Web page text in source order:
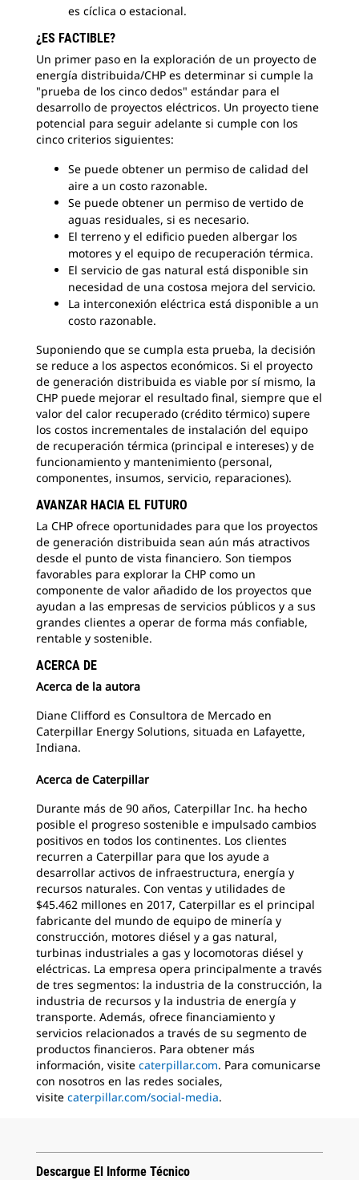
es cíclica o estacional.
¿ES FACTIBLE?
Un primer paso en la exploración de un proyecto de
energía distribuida/CHP es determinar si cumple la
"prueba de los cinco dedos" estándar para el
desarrollo de proyectos eléctricos. Un proyecto tiene
potencial para seguir adelante si cumple con los
cinco criterios siguientes:
Se puede obtener un permiso de calidad del
aire a un costo razonable.
Se puede obtener un permiso de vertido de
aguas residuales, si es necesario.
El terreno y el edificio pueden albergar los
motores y el equipo de recuperación térmica.
El servicio de gas natural está disponible sin
necesidad de una costosa mejora del servicio.
La interconexión eléctrica está disponible a un
costo razonable.
Suponiendo que se cumpla esta prueba, la decisión
se reduce a los aspectos económicos. Si el proyecto
de generación distribuida es viable por sí mismo, la
CHP puede mejorar el resultado final, siempre que el
valor del calor recuperado (crédito térmico) supere
los costos incrementales de instalación del equipo
de recuperación térmica (principal e intereses) y de
funcionamiento y mantenimiento (personal,
componentes, insumos, servicio, reparaciones).
AVANZAR HACIA EL FUTURO
La CHP ofrece oportunidades para que los proyectos
de generación distribuida sean aún más atractivos
desde el punto de vista financiero. Son tiempos
favorables para explorar la CHP como un
componente de valor añadido de los proyectos que
ayudan a las empresas de servicios públicos y a sus
grandes clientes a operar de forma más confiable,
rentable y sostenible.
ACERCA DE
Acerca de la autora
Diane Clifford es Consultora de Mercado en
Caterpillar Energy Solutions, situada en Lafayette,
Indiana.
Acerca de Caterpillar
Durante más de 90 años, Caterpillar Inc. ha hecho
posible el progreso sostenible e impulsado cambios
positivos en todos los continentes. Los clientes
recurren a Caterpillar para que los ayude a
desarrollar activos de infraestructura, energía y
recursos naturales. Con ventas y utilidades de
$45.462 millones en 2017, Caterpillar es el principal
fabricante del mundo de equipo de minería y
construcción, motores diésel y a gas natural,
turbinas industriales a gas y locomotoras diésel y
eléctricas. La empresa opera principalmente a través
de tres segmentos: la industria de la construcción, la
industria de recursos y la industria de energía y
transporte. Además, ofrece financiamiento y
servicios relacionados a través de su segmento de
productos financieros. Para obtener más
información, visite caterpillar.com. Para comunicarse
con nosotros en las redes sociales,
visite caterpillar.com/social-media.
Descargue El Informe Técnico